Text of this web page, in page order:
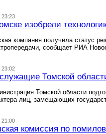
23:23
изобрели
компания получила статус
сообщает РИА
23:02
Томской
Томской области
лиц, замещающих
21:00
комиссия по